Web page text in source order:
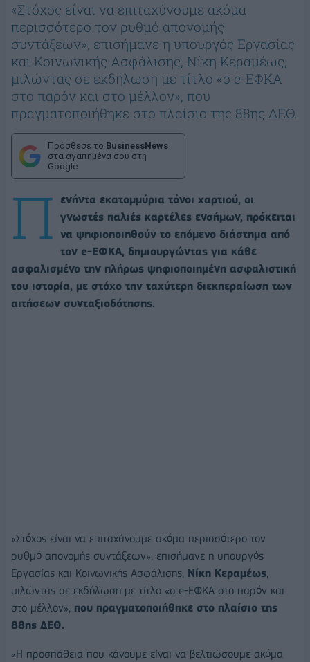
«Στόχος είναι να επιταχύνουμε ακόμα
περισσότερο τον ρυθμό απονομής
συντάξεων», επισήμανε η υπουργός Εργασίας
και Κοινωνικής Ασφάλισης, Νίκη Κεραμέως,
μιλώντας σε εκδήλωση με τίτλο «ο e-ΕΦΚΑ
στο παρόν και στο μέλλον», που
πραγματοποιήθηκε στο πλαίσιο της 88ης ΔΕΘ.
Πρόσθεσε το BusinessNews
στα αγαπημένα σου στη
Google
Π
ενήντα εκατομμύρια τόνοι χαρτιού, οι
γνωστές παλιές καρτέλες ενσήμων, πρόκειται
να ψηφιοποιηθούν το επόμενο διάστημα από
τον e-ΕΦΚΑ, δημιουργώντας για κάθε
ασφαλισμένο την πλήρως ψηφιοποιημένη ασφαλιστική
του ιστορία, με στόχο την ταχύτερη διεκπεραίωση των
αιτήσεων συνταξιοδότησης.
«Στόχος είναι να επιταχύνουμε ακόμα περισσότερο τον
ρυθμό απονομής συντάξεων», επισήμανε η υπουργός
Εργασίας και Κοινωνικής Ασφάλισης, Νίκη Κεραμέως,
μιλώντας σε εκδήλωση με τίτλο «ο e-ΕΦΚΑ στο παρόν και
στο μέλλον», που πραγματοποιήθηκε στο πλαίσιο της
88ης ΔΕΘ.
«Η προσπάθεια που κάνουμε είναι να βελτιώσουμε ακόμα